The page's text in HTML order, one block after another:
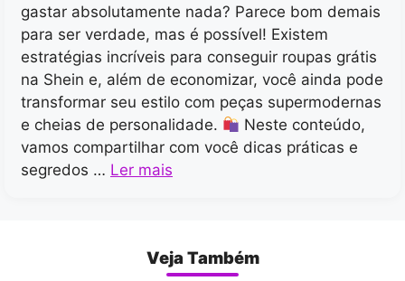
gastar absolutamente nada? Parece bom demais
para ser verdade, mas é possível! Existem
estratégias incríveis para conseguir roupas grátis
na Shein e, além de economizar, você ainda pode
transformar seu estilo com peças supermodernas
e cheias de personalidade.
Neste conteúdo,
vamos compartilhar com você dicas práticas e
segredos … Ler mais
Veja Também